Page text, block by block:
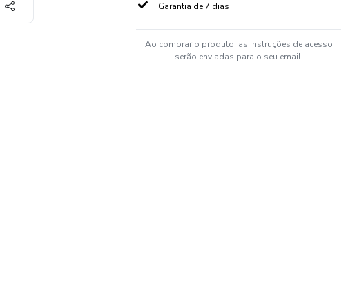
Garantia de 7 dias
Ao comprar o produto, as instruções de acesso
serão enviadas para o seu email.